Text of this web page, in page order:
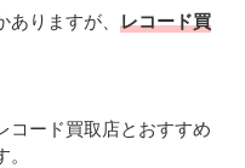
りますが、 レコード買
コード買取店とおすすめ